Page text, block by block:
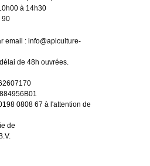
à 14h30
90
email : info@apiculture-
de 48h ouvrées.
0808 67 à l'attention de
de